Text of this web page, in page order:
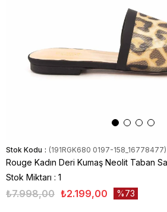
Stok Kodu (191RGK680 0197-158_16778477)
Rouge Kadın Deri Kumaş Neolit Taban
Stok Miktarı : 1
₺7.998,00 ₺2.199,00 73